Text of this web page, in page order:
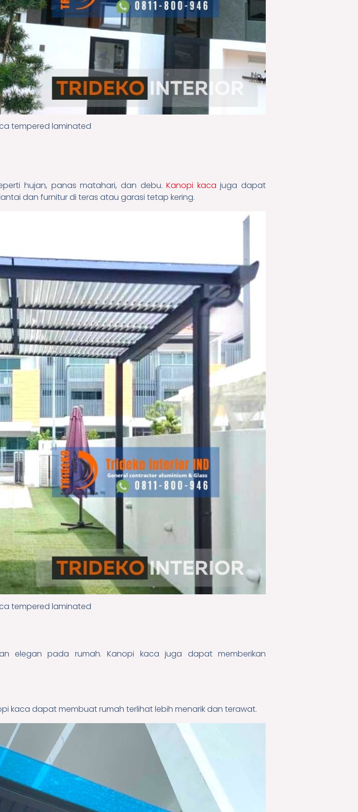
tempered laminated
hujan, panas matahari, dan debu.Kanopi kaca juga dapat
dan furnitur di teras atau garasi tetap kering.
tempered laminated
elegan pada rumah. Kanopi kaca juga dapat memberikan
kaca dapat membuat rumah terlihat lebih menarik dan terawat.